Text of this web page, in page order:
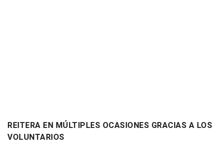
REITERA EN MÚLTIPLES OCASIONES GRACIAS A LOS
VOLUNTARIOS